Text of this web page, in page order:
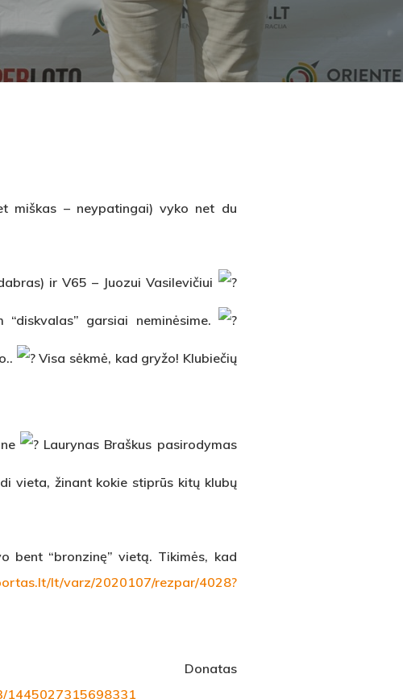
miškas – neypatingai) vyko net du
ir V65 – Juozui Vasilevičiui
garsiai neminėsime.
Visa sėkmė, kad gryžo! Klubiečių
Laurynas Braškus pasirodymas
vieta, žinant kokie stiprūs kitų klubų
bent “bronzinę” vietą. Tikimės, kad
lt/varz/2020107/rezpar/4028?
1445027315698331